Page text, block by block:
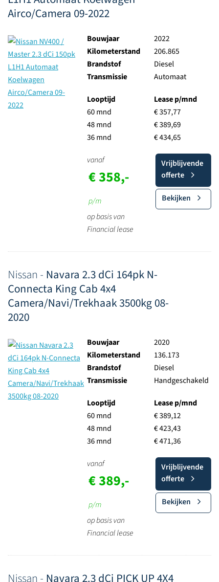
Airco/Camera 09-2022
Bouwjaar
2022
Kilometerstand
206.865
Brandstof
Diesel
Transmissie
Automaat
Looptijd
60 mnd
48 mnd
36 mnd
Lease p/mnd
€ 357,77
€ 389,69
€ 434,65
vanaf
€ 358,-
p/m
op basis van
Financial lease
Vrijblijvende
offerte
Bekijken
Nissan - Navara 2.3 dCi 164pk N-
Connecta King Cab 4x4
Camera/Navi/Trekhaak 3500kg 08-
2020
Bouwjaar
2020
Kilometerstand
136.173
Brandstof
Diesel
Transmissie
Handgeschakeld
Looptijd
60 mnd
48 mnd
36 mnd
Lease p/mnd
€ 389,12
€ 423,43
€ 471,36
vanaf
€ 389,-
p/m
op basis van
Financial lease
Vrijblijvende
offerte
Bekijken
Nissan - Navara 2.3 dCi PICK UP 4X4